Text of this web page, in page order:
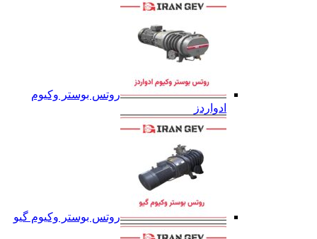
روتس بوستر وکیوم
ادواردز
روتس بوستر وکیوم گیو